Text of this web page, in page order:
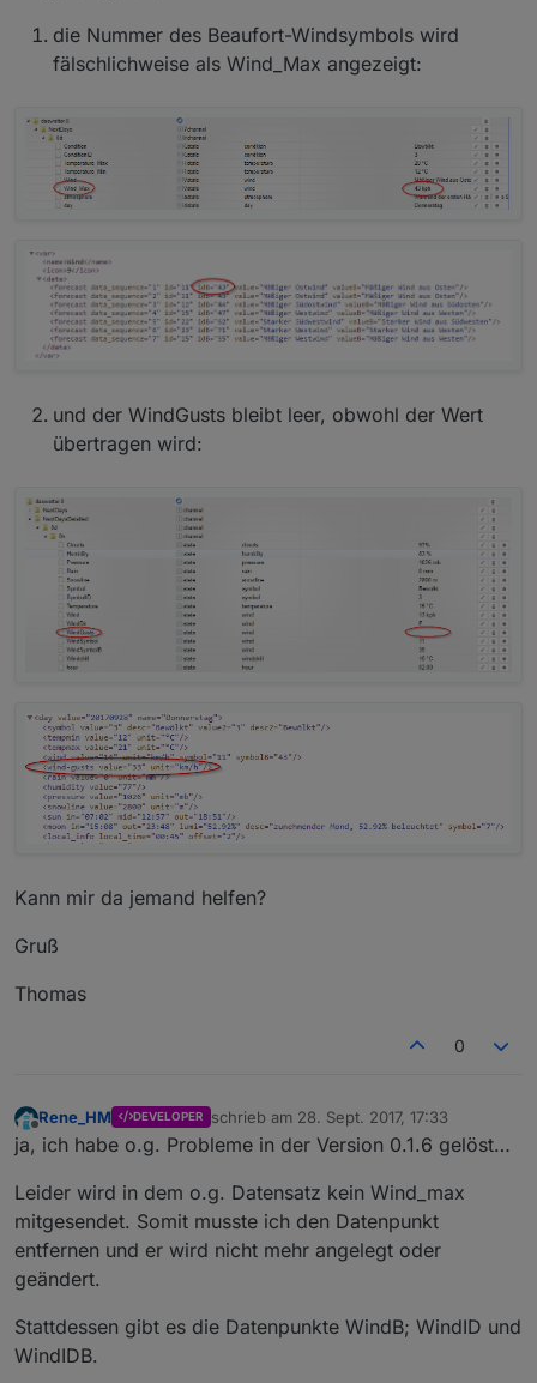
die Nummer des Beaufort-Windsymbols wird
fälschlichweise als Wind_Max angezeigt:
und der WindGusts bleibt leer, obwohl der Wert
übertragen wird:
Kann mir da jemand helfen?
Gruß
Thomas
0
Offline
Rene_HM DEVELOPER schrieb am 28. Sept. 2017, 17:33
zuletzt editiert von
ja, ich habe o.g. Probleme in der Version 0.1.6 gelöst…
Leider wird in dem o.g. Datensatz kein Wind_max
mitgesendet. Somit musste ich den Datenpunkt
entfernen und er wird nicht mehr angelegt oder
geändert.
Stattdessen gibt es die Datenpunkte WindB; WindID und
WindIDB.